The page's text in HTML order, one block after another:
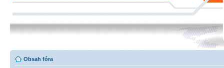
Obsah fóra